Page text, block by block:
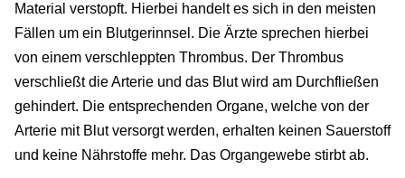
Material verstopft. Hierbei handelt es sich in den meisten
Fällen um ein Blutgerinnsel. Die Ärzte sprechen hierbei
von einem verschleppten Thrombus. Der Thrombus
verschließt die Arterie und das Blut wird am Durchfließen
gehindert. Die entsprechenden Organe, welche von der
Arterie mit Blut versorgt werden, erhalten keinen Sauerstoff
und keine Nährstoffe mehr. Das Organgewebe stirbt ab.